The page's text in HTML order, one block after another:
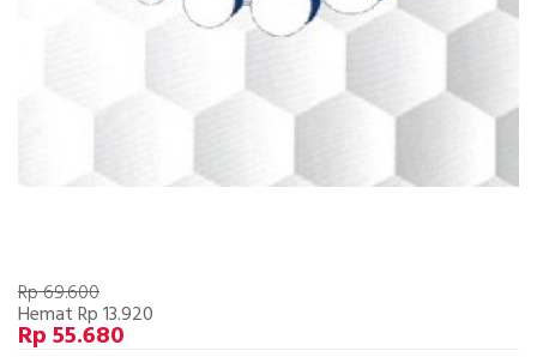
Rp 69.600
Hemat Rp 13.920
Rp 55.680